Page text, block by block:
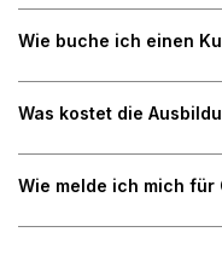
Wie buche ich einen
Was kostet die
Wie melde ich mich für